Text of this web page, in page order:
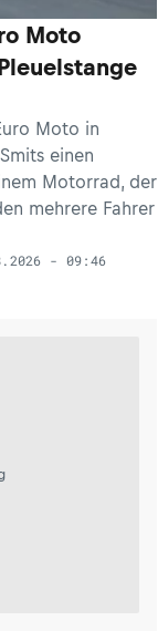
Moto
Moto in
einen
Motorrad, der
mehrere Fahrer
- 09:46